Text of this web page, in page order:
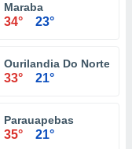
Maraba
34° 23°
Ourilandia Do Norte
33° 21°
Parauapebas
35° 21°